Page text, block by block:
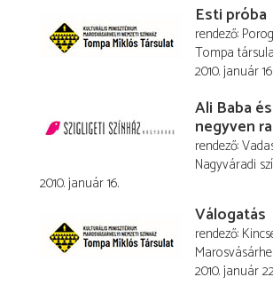
Esti próba
rendező
Tompa
2010. január 16.
Ali Baba
negyven
rendező
Nagyváradi
2010. január 16.
Válogatás
rendező
2010. január